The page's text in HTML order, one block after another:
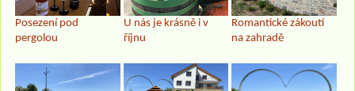
Posezení pod
pergolou
U nás je krásně i v
říjnu
Romantické zákoutí
na zahradě